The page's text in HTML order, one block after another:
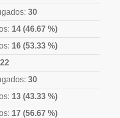
30
14 (46.67 %)
16 (53.33 %)
30
13 (43.33 %)
17 (56.67 %)